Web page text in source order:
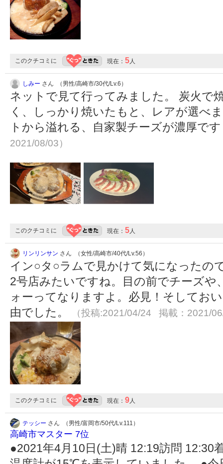
このクチコミに 現在： 5人
しみー さん （男性/高崎市/30代/Lv.6）
ネットで見て行ってみました。 炭火で
く、しっかり焼いたもと、レアが選べ
トから溢れる、自家製チーズが濃厚で
2021/08/03）
このクチコミに 現在： 5人
リンリンサン さん （女性/高崎市/40代/Lv.56）
イン○タ○ラムで見かけて気になったの
2号店みたいですね。目の前でチーズ
ォーってなりますよ。必見！そしてお
由でした。
（投稿:2021/04/24 掲載：2021/
このクチコミに 現在： 9人
テッシー さん （男性/富岡市/50代/Lv.111）
高崎市マスター 7位
●2021年4月10日(土)晴 12:19訪問 12:30